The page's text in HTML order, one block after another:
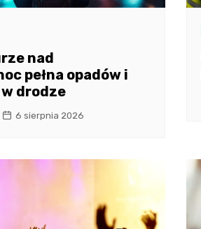
nad
pełna opadów i
drodze
6 sierpnia 2026